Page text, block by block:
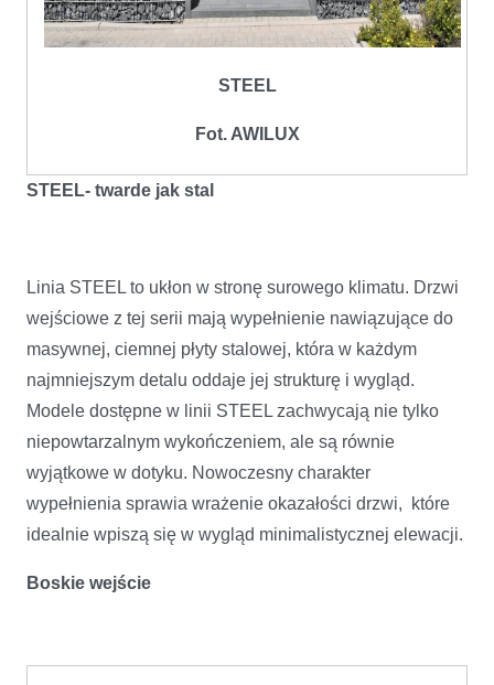
STEEL
Fot. AWILUX
STEEL- twarde jak stal
Linia STEEL to ukłon w stronę surowego klimatu. Drzwi
wejściowe z tej serii mają wypełnienie nawiązujące do
masywnej, ciemnej płyty stalowej, która w każdym
najmniejszym detalu oddaje jej strukturę i wygląd.
Modele dostępne w linii STEEL zachwycają nie tylko
niepowtarzalnym wykończeniem, ale są równie
wyjątkowe w dotyku. Nowoczesny charakter
wypełnienia sprawia wrażenie okazałości drzwi, które
idealnie wpiszą się w wygląd minimalistycznej elewacji.
Boskie wejście